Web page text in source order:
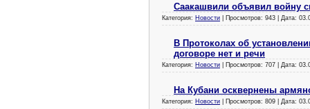
Саакашвили объявил войну
Категория: Новости | Просмотров: 943 | Дата:
В Протоколах об
договоре нет и речи
Категория: Новости | Просмотров: 707 | Дата:
На Кубани осквернены
Категория: Новости | Просмотров: 809 | Дата: